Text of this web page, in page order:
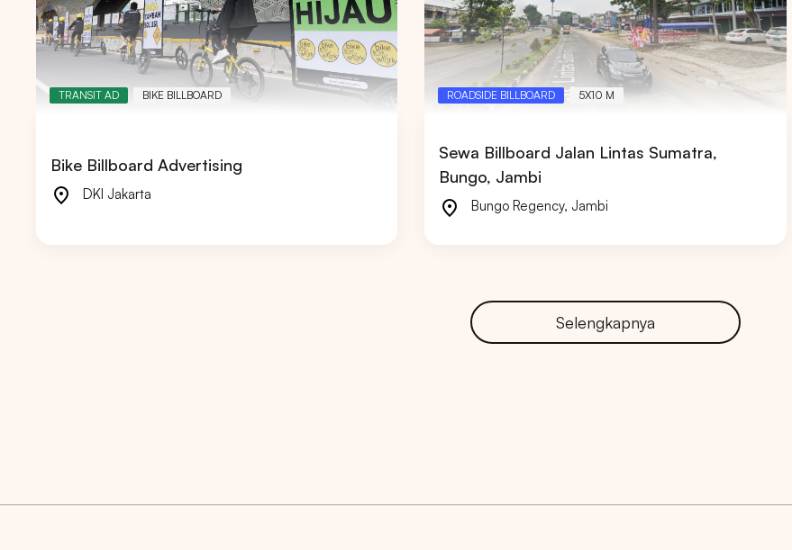
TRANSIT AD BIKE BILLBOARD
Bike Billboard Advertising
DKI Jakarta
ROADSIDE BILLBOARD 5X10 M
Sewa Billboard Jalan Lintas Sumatra,
Bungo, Jambi
Bungo Regency, Jambi
Selengkapnya
Pencarian